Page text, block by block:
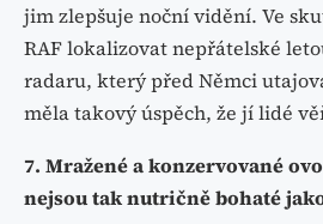
jim zlepšuje noční vidění. Ve
RAF lokalizovat nepřátelské
radaru, který před Němci
měla takový úspěch, že jí lidé
7. Mražené a konzervované
nejsou tak nutričně bohaté